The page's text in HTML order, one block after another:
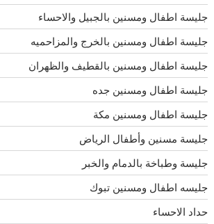
جليسة اطفال ومسنين بالجبيل والاحساء
جليسة اطفال ومسنين بالخرج والمزاحميه
جليسة اطفال ومسنين بالقطيف والظهران
جليسة اطفال ومسنين جده
جليسة اطفال ومسنين مكة
جليسة مسنين وأطفال الرياض
جليسة وطباخة بالدمام والخبر
جليسه اطفال ومسنين تبوك
حداد الاحساء